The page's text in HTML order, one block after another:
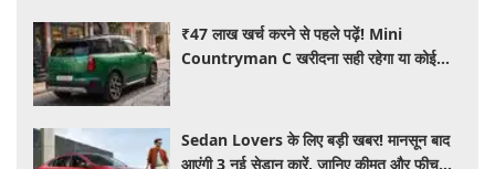
₹47 लाख खर्च करने से पहले पढ़ें! Mini
Countryman C खरीदना सही रहेगा या कोई
Sedan Lovers के लिए बड़ी खबर! मानसून बाद
आएंगी 3 नई सेडान कारें, जानिए कीमत और फीचर्स